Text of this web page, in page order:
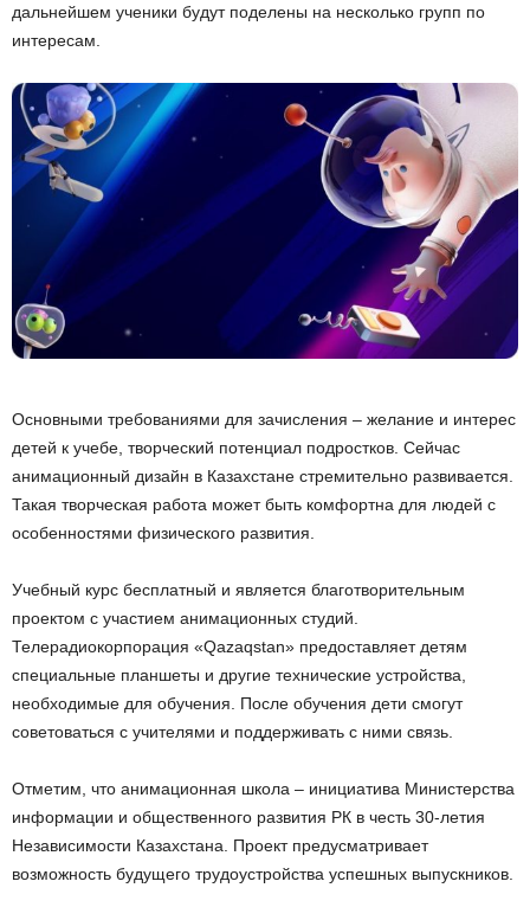
дальнейшем ученики будут поделены на несколько групп по
интересам.
Основными требованиями для зачисления – желание и интерес
детей к учебе, творческий потенциал подростков. Сейчас
анимационный дизайн в Казахстане стремительно развивается.
Такая творческая работа может быть комфортна для людей с
особенностями физического развития.
Учебный курс бесплатный и является благотворительным
проектом с участием анимационных студий.
Телерадиокорпорация «Qazaqstan» предоставляет детям
специальные планшеты и другие технические устройства,
необходимые для обучения. После обучения дети смогут
советоваться с учителями и поддерживать с ними связь.
Отметим, что анимационная школа – инициатива Министерства
информации и общественного развития РК в честь 30-летия
Независимости Казахстана. Проект предусматривает
возможность будущего трудоустройства успешных выпускников.